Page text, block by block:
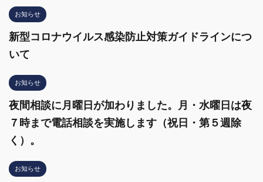
お知らせ
新型コロナウイルス感染防止対策ガイドラインにつ
いて
お知らせ
夜間相談に月曜日が加わりました。月・水曜日は夜
７時まで電話相談を実施します（祝日・第５週除
く）。
お知らせ